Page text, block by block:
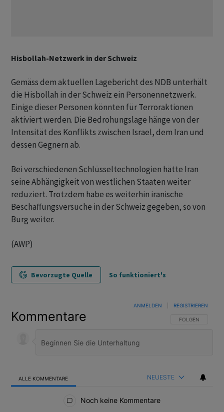
Hisbollah-Netzwerk in der Schweiz
Gemäss dem aktuellen Lagebericht des NDB unterhält
die Hisbollah in der Schweiz ein Personennetzwerk.
Einige dieser Personen könnten für Terroraktionen
aktiviert werden. Die Bedrohungslage hänge von der
Intensität des Konflikts zwischen Israel, dem Iran und
dessen Gegnern ab.
Bei verschiedenen Schlüsseltechnologien hätte Iran
seine Abhängigkeit von westlichen Staaten weiter
reduziert. Trotzdem habe es weiterhin iranische
Beschaffungsversuche in der Schweiz gegeben, so von
Burg weiter.
(AWP)
Bevorzugte Quelle So funktioniert's
Kommentare FOLGE DIESER
FOLGEN
ANMELDEN REGISTRIEREN
ALLE KOMMENTARE NEUESTE
Noch keine Kommentare